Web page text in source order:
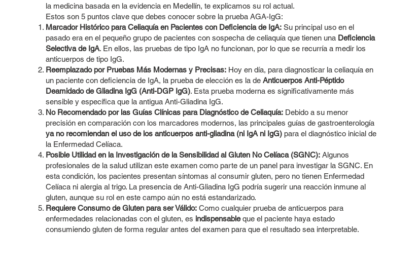
la medicina basada en la evidencia en Medellín, te explicamos su rol actual.
Estos son 5 puntos clave que debes conocer sobre la prueba AGA-IgG:
Marcador Histórico para Celiaquía en Pacientes con Deficiencia de IgA: Su principal uso en el
pasado era en el pequeño grupo de pacientes con sospecha de celiaquía que tienen una Deficiencia
Selectiva de IgA. En ellos, las pruebas de tipo IgA no funcionan, por lo que se recurría a medir los
anticuerpos de tipo IgG.
Reemplazado por Pruebas Más Modernas y Precisas: Hoy en día, para diagnosticar la celiaquía en
un paciente con deficiencia de IgA, la prueba de elección es la deAnticuerpos Anti-Péptido
Deamidado de Gliadina IgG (Anti-DGP IgG). Esta prueba moderna es significativamente más
sensible y específica que la antigua Anti-Gliadina IgG.
No Recomendado por las Guías Clínicas para Diagnóstico de Celiaquía: Debido a su menor
precisión en comparación con los marcadores modernos, las principales guías de gastroenterología
ya no recomiendan el uso de los anticuerpos anti-gliadina (ni IgA ni IgG) para el diagnóstico inicial de
la Enfermedad Celíaca.
Posible Utilidad en la Investigación de la Sensibilidad al Gluten No Celíaca (SGNC): Algunos
profesionales de la salud utilizan este examen como parte de un panel para investigar la SGNC. En
esta condición, los pacientes presentan síntomas al consumir gluten, pero no tienen Enfermedad
Celíaca ni alergia al trigo. La presencia de Anti-Gliadina IgG podría sugerir una reacción inmune al
gluten, aunque su rol en este campo aún no está estandarizado.
Requiere Consumo de Gluten para ser Válido: Como cualquier prueba de anticuerpos para
enfermedades relacionadas con el gluten, es indispensableque el paciente haya estado
consumiendo gluten de forma regular antes del examen para que el resultado sea interpretable.